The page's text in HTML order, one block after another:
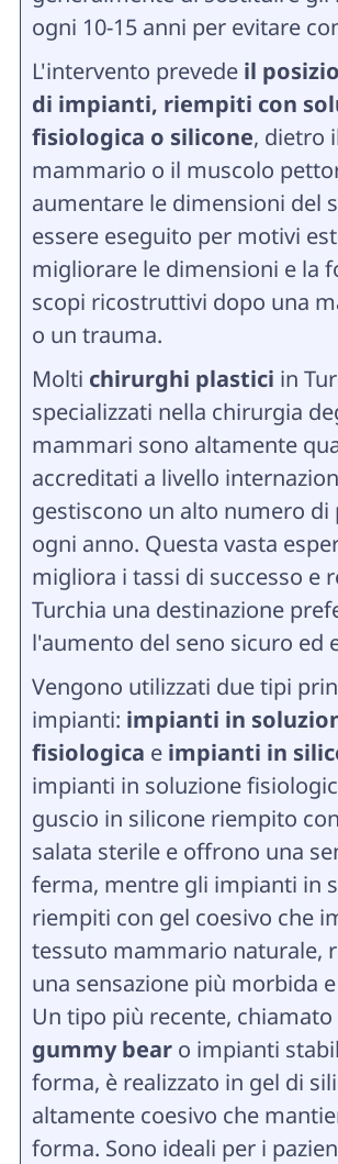
ogni 10-15 anni per evitare
L'intervento prevede il
di impianti, riempiti con
fisiologica o silicone, dietro
mammario o il muscolo
aumentare le dimensioni del
essere eseguito per motivi
migliorare le dimensioni e la
scopi ricostruttivi dopo una
o un trauma.
Molti chirurghi plastici in
specializzati nella chirurgia
mammari sono altamente
accreditati a livello
gestiscono un alto numero di
ogni anno. Questa vasta
migliora i tassi di successo e
Turchia una destinazione
l'aumento del seno sicuro ed
Vengono utilizzati due tipi
impianti: impianti in
fisiologica e impianti in
impianti in soluzione
guscio in silicone riempito
salata sterile e offrono una
ferma, mentre gli impianti in
riempiti con gel coesivo che
tessuto mammario naturale,
una sensazione più morbida
Un tipo più recente, chiamato
gummy bearo impianti
forma, è realizzato in gel di
altamente coesivo che
forma. Sono ideali per i